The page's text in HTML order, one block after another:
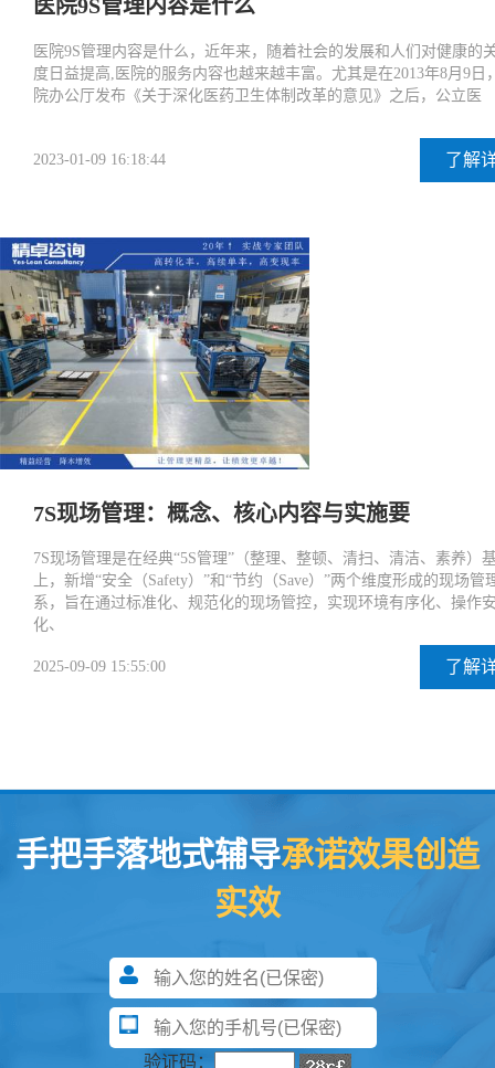
医院9S管理内容是什么
医院9S管理内容是什么，近年来，随着社会的发展和人们对健康的
度日益提高,医院的服务内容也越来越丰富。尤其是在2013年8月9日
院办公厅发布《关于深化医药卫生体制改革的意见》之后，公立医
2023-01-09 16:18:44 了解
7S现场管理：概念、核心内容与实施要
7S现场管理是在经典“5S管理”（整理、整顿、清扫、清洁、素养）
上，新增“安全（Safety）”和“节约（Save）”两个维度形成的现场管
系，旨在通过标准化、规范化的现场管控，实现环境有序化、操作
化、
2025-09-09 15:55:00 了解
手把手落地式辅导承诺效果创造
实效
验证码：